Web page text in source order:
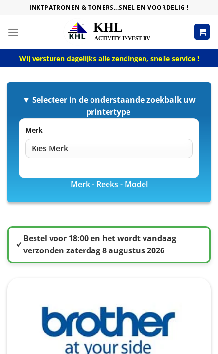
content
INKTPATRONEN & TONERS...SNEL EN VOORDELIG !
Wij versturen dagelijks alle zendingen, snelle service !
▼ Selecteer in de onderstaande zoekbalk uw
printertype
Merk
Merk - Reeks - Model
Bestel voor 18:00 en het wordt vandaag
verzonden zaterdag 8 augustus 2026